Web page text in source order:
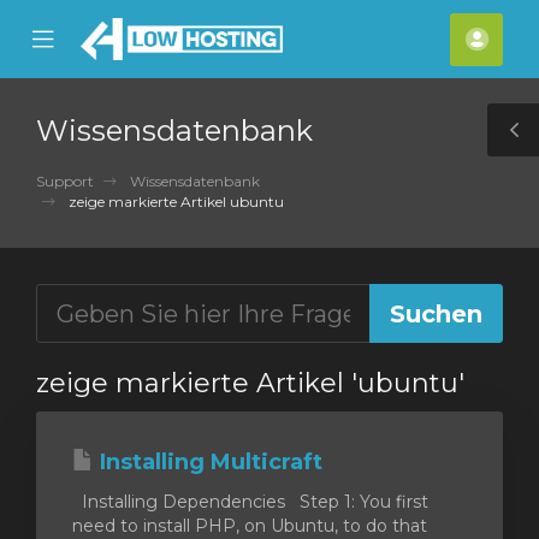
Mobile
Menu
Wissensdatenbank
Support
Wissensdatenbank
zeige markierte Artikel ubuntu
zeige markierte Artikel 'ubuntu'
Installing Multicraft
Installing Dependencies Step 1: You first
need to install PHP, on Ubuntu, to do that